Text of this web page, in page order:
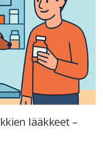
lääkkeet –